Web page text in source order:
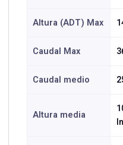
Altura (ADT) Max
Caudal Max
Caudal medio
Altura media